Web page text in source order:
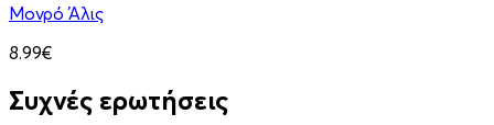
Μονρό Άλις
8.99€
Συχνές ερωτήσεις